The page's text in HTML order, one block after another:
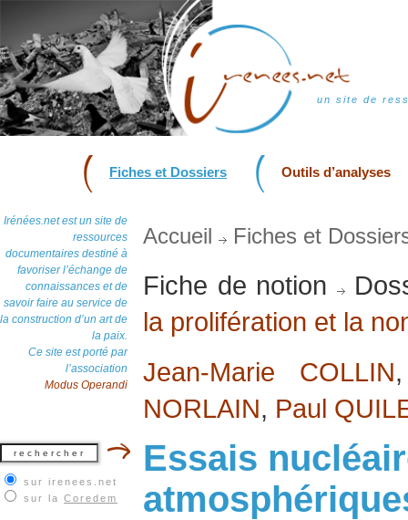
un site de
Fiches et Dossiers Outils d’analyses
Irénées.net est un site de
ressources
documentaires destiné à
favoriser l’échange de
connaissances et de
savoir faire au service de
la construction d’un art de
la paix.
Ce site est porté par
l’association
Modus Operandi
sur irenees.net
sur la Coredem
Accueil Fiches et
Fiche de notion
la prolifération et la
Jean-Marie COLLIN
NORLAIN, Paul
Essais